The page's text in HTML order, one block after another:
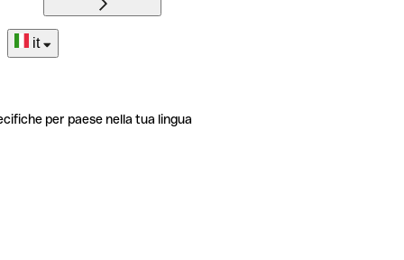
it
per paese nella tua lingua